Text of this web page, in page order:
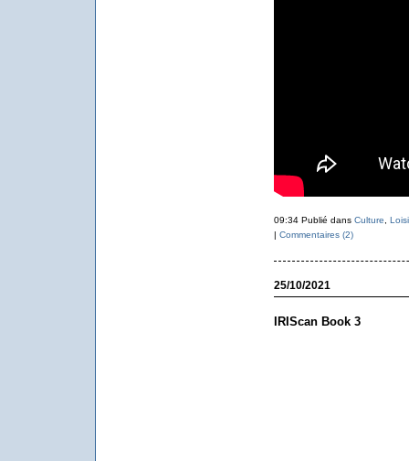
09:34 Publié dans Culture
| Commentaires (2)
25/10/2021
IRIScan Book 3